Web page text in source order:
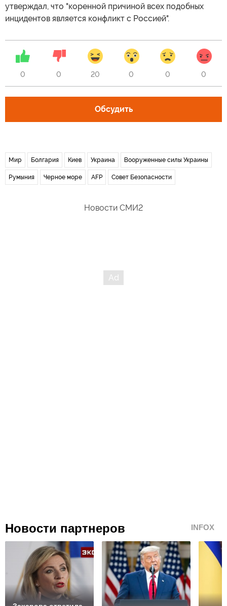
утверждал, что "коренной причиной всех подобных
инцидентов является конфликт с Россией".
0 0 20 0 0 0
Обсудить
Мир Болгария Киев Украина Вооруженные силы Украины
Румыния Черное море AFP Совет Безопасности
Новости СМИ2
Новости партнеров INFOX